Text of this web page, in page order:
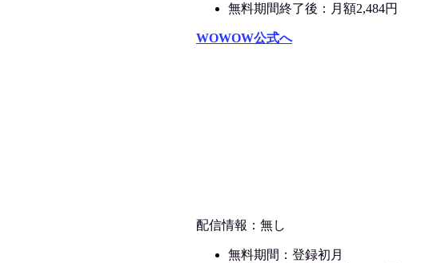
無料期間終了後：月額2,484円
WOWOW公式へ
配信情報：無し
無料期間：登録初月